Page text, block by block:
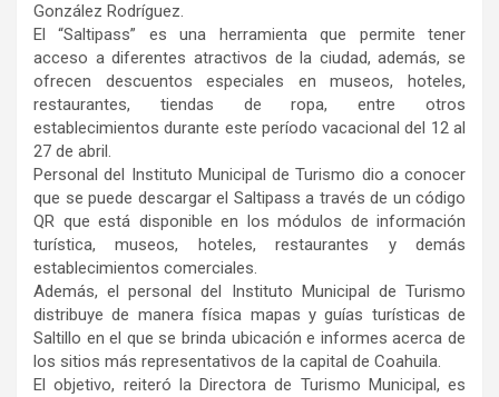
González Rodríguez.
El “Saltipass” es una herramienta que permite tener
acceso a diferentes atractivos de la ciudad, además, se
ofrecen descuentos especiales en museos, hoteles,
restaurantes, tiendas de ropa, entre otros
establecimientos durante este período vacacional del 12 al
27 de abril.
Personal del Instituto Municipal de Turismo dio a conocer
que se puede descargar el Saltipass a través de un código
QR que está disponible en los módulos de información
turística, museos, hoteles, restaurantes y demás
establecimientos comerciales.
Además, el personal del Instituto Municipal de Turismo
distribuye de manera física mapas y guías turísticas de
Saltillo en el que se brinda ubicación e informes acerca de
los sitios más representativos de la capital de Coahuila.
El objetivo, reiteró la Directora de Turismo Municipal, es